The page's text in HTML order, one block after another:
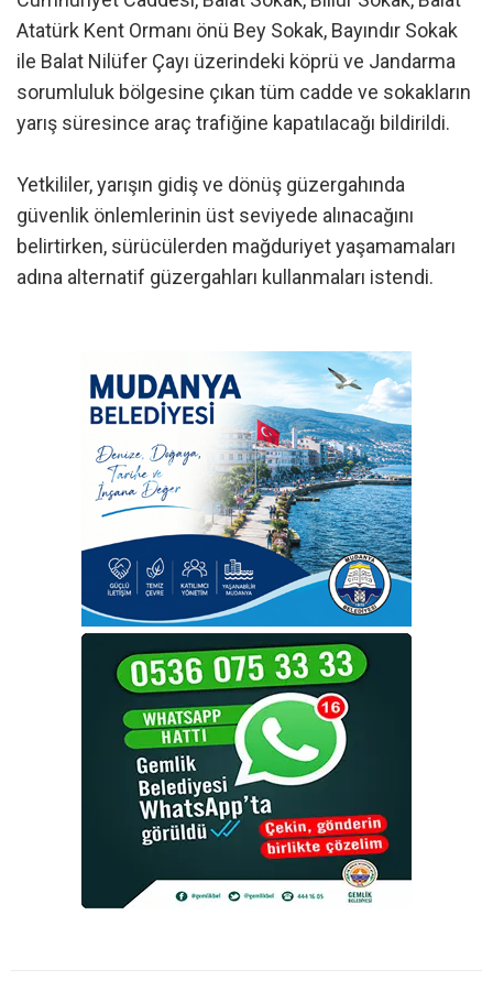
Atatürk Kent Ormanı önü Bey Sokak, Bayındır Sokak
ile Balat Nilüfer Çayı üzerindeki köprü ve Jandarma
sorumluluk bölgesine çıkan tüm cadde ve sokakların
yarış süresince araç trafiğine kapatılacağı bildirildi.
Yetkililer, yarışın gidiş ve dönüş güzergahında
güvenlik önlemlerinin üst seviyede alınacağını
belirtirken, sürücülerden mağduriyet yaşamamaları
adına alternatif güzergahları kullanmaları istendi.